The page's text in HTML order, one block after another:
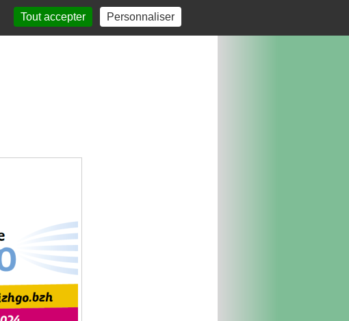
Tout accepter Personnaliser